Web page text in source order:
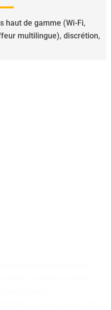
haut de gamme (Wi-Fi,
multilingue), discrétion,